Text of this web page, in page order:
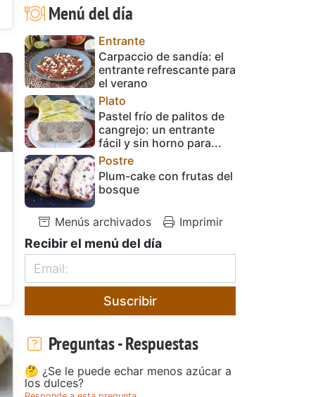
Menú del día
Entrante
Carpaccio de sandía: el
entrante refrescante para
el verano
Plato
Pastel frío de palitos de
cangrejo: un entrante
fácil y sin horno para...
Postre
Plum-cake con frutas del
bosque
Menús archivados Imprimir
Recibir el menú del día
Suscribir
Preguntas - Respuestas
🤔 ¿Se le puede echar menos azúcar a
los dulces?